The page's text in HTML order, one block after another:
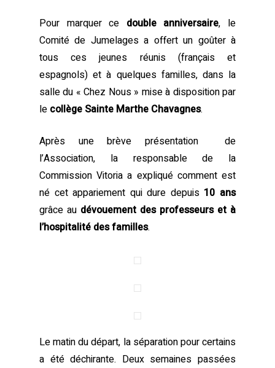
Pour marquer ce double anniversaire, le
Comité de Jumelages a offert un goûter à
tous ces jeunes réunis (français et
espagnols) et à quelques familles, dans la
salle du « Chez Nous » mise à disposition par
le collège Sainte Marthe Chavagnes.
Après une brève présentation de
l’Association, la responsable de la
Commission Vitoria a expliqué comment est
né cet appariement qui dure depuis 10 ans
grâce au dévouement des professeurs et à
l’hospitalité des familles.
Le matin du départ, la séparation pour certains
a été déchirante. Deux semaines passées